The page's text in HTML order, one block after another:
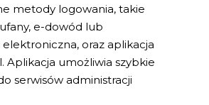
metody logowania, takie
e-dowód lub
oraz aplikacja
Aplikacja umożliwia szybkie
serwisów administracji